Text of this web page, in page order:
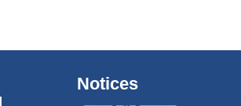
Notices